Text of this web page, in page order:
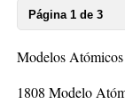
Página 1 de 3
Modelos Atómicos
1808 Modelo